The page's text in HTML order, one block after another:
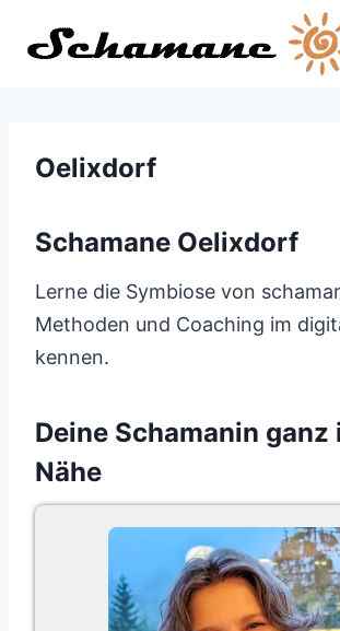
Inhalt
Oelixdorf
Schamane Oelixdorf
Lerne die Symbiose von
Methoden und Coaching im
kennen.
Deine Schamanin ganz
Nähe